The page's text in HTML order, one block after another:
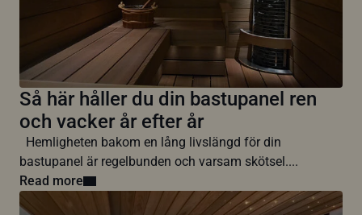
Så här håller du din bastupanel ren
och vacker år efter år
Hemligheten bakom en lång livslängd för din
bastupanel är regelbunden och varsam skötsel....
Read more